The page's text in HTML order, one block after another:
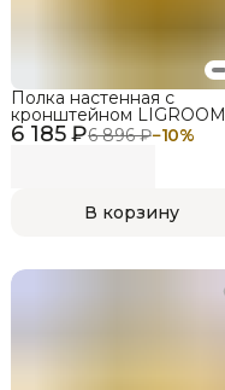
6 185 ₽6 896 ₽−10%
Полка настенная с
кронштейном LIGROOM
LIGHT, 600х412х850,
Белый, Дуб сонома
В корзину